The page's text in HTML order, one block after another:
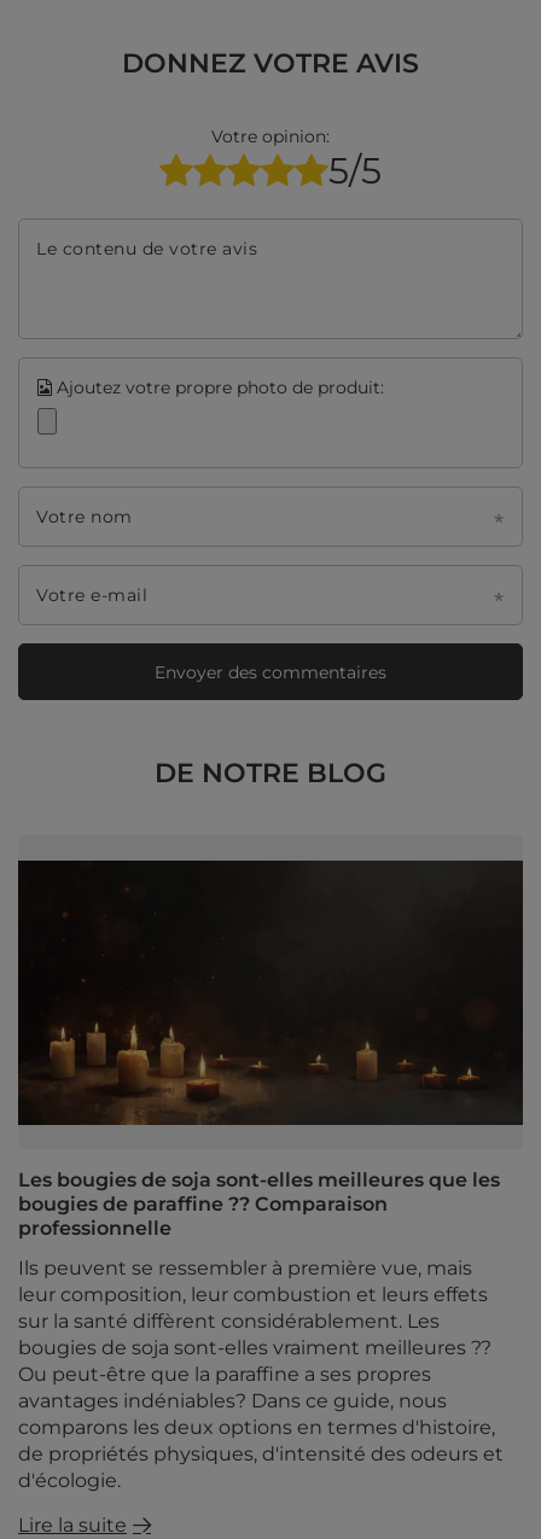
DONNEZ VOTRE AVIS
Votre opinion:
5/5
Le contenu de votre avis
Ajoutez votre propre photo de produit:
Votre nom
Votre e-mail
Envoyer des commentaires
DE NOTRE BLOG
Les bougies de soja sont-elles meilleures que les
bougies de paraffine ?? Comparaison
professionnelle
Ils peuvent se ressembler à première vue, mais
leur composition, leur combustion et leurs effets
sur la santé diffèrent considérablement. Les
bougies de soja sont-elles vraiment meilleures ??
Ou peut-être que la paraffine a ses propres
avantages indéniables? Dans ce guide, nous
comparons les deux options en termes d'histoire,
de propriétés physiques, d'intensité des odeurs et
d'écologie.
Lire la suite